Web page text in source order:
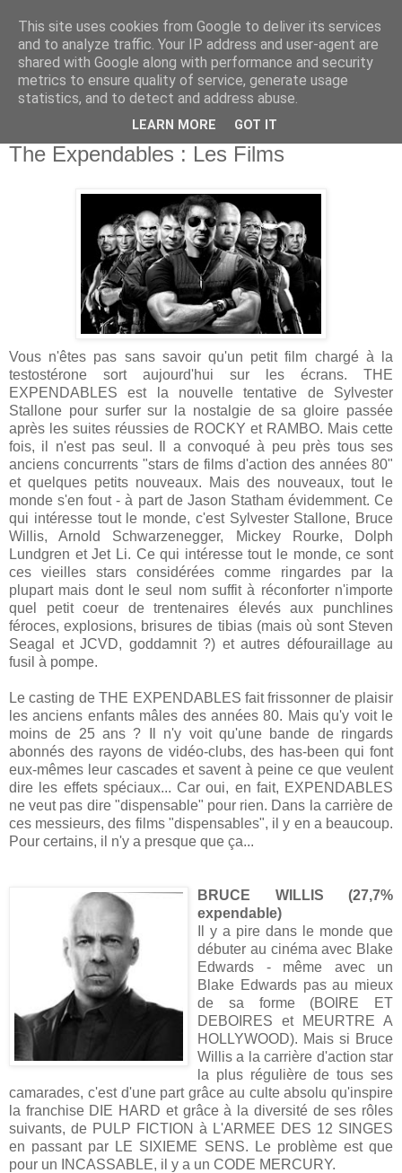
The Expendables : Les Films
Vous n'êtes pas sans savoir qu'un petit film chargé à la
testostérone sort aujourd'hui sur les écrans. THE
EXPENDABLES est la nouvelle tentative de Sylvester
Stallone pour surfer sur la nostalgie de sa gloire passée
après les suites réussies de ROCKY et RAMBO. Mais cette
fois, il n'est pas seul. Il a convoqué à peu près tous ses
anciens concurrents "stars de films d'action des années 80"
et quelques petits nouveaux. Mais des nouveaux, tout le
monde s'en fout - à part de Jason Statham évidemment. Ce
qui intéresse tout le monde, c'est Sylvester Stallone, Bruce
Willis, Arnold Schwarzenegger, Mickey Rourke, Dolph
Lundgren et Jet Li. Ce qui intéresse tout le monde, ce sont
ces vieilles stars considérées comme ringardes par la
plupart mais dont le seul nom suffit à réconforter n'importe
quel petit coeur de trentenaires élevés aux punchlines
féroces, explosions, brisures de tibias (mais où sont Steven
Seagal et JCVD, goddamnit ?) et autres défouraillage au
fusil à pompe.
Le casting de THE EXPENDABLES fait frissonner de plaisir
les anciens enfants mâles des années 80. Mais qu'y voit le
moins de 25 ans ? Il n'y voit qu'une bande de ringards
abonnés des rayons de vidéo-clubs, des has-been qui font
eux-mêmes leur cascades et savent à peine ce que veulent
dire les effets spéciaux... Car oui, en fait, EXPENDABLES
ne veut pas dire "dispensable" pour rien. Dans la carrière de
ces messieurs, des films "dispensables", il y en a beaucoup.
Pour certains, il n'y a presque que ça...
BRUCE WILLIS (27,7%
expendable)
Il y a pire dans le monde que
débuter au cinéma avec Blake
Edwards - même avec un
Blake Edwards pas au mieux
de sa forme (BOIRE ET
DEBOIRES et MEURTRE A
HOLLYWOOD). Mais si Bruce
Willis a la carrière d'action star
la plus régulière de tous ses
camarades, c'est d'une part grâce au culte absolu qu'inspire
la franchise DIE HARD et grâce à la diversité de ses rôles
suivants, de PULP FICTION à L'ARMEE DES 12 SINGES
en passant par LE SIXIEME SENS. Le problème est que
pour un INCASSABLE, il y a un CODE MERCURY.
This site uses cookies from Google to deliver its services
and to analyze traffic. Your IP address and user-agent are
shared with Google along with performance and security
metrics to ensure quality of service, generate usage
statistics, and to detect and address abuse.
LEARN MORE GOT IT